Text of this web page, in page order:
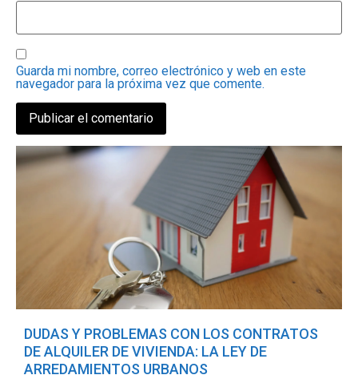
Guarda mi nombre, correo electrónico y web en este
navegador para la próxima vez que comente.
DUDAS Y PROBLEMAS CON LOS CONTRATOS
DE ALQUILER DE VIVIENDA: LA LEY DE
ARREDAMIENTOS URBANOS